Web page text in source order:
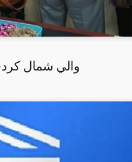
والي شمال